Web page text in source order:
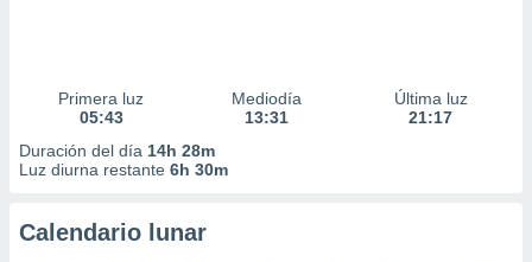
con el
mediante
Primera luz
05:43
Mediodía
13:31
Última luz
21:17
Duración del día 14h 28m
Luz diurna restante 6h 30m
Calendario lunar